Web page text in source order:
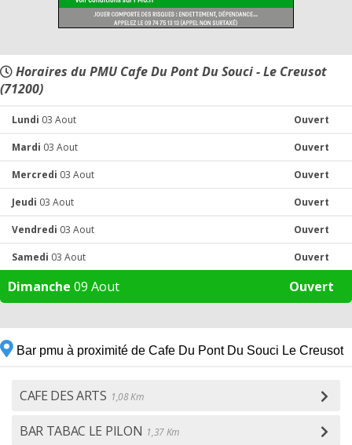
Horaires du PMU Cafe Du Pont Du Souci - Le Creusot
(71200)
Lundi 03 Aout Ouvert
Mardi 03 Aout Ouvert
Mercredi 03 Aout Ouvert
Jeudi 03 Aout Ouvert
Vendredi 03 Aout Ouvert
Samedi 03 Aout Ouvert
Dimanche 09 Aout Ouvert
Bar pmu à proximité de Cafe Du Pont Du Souci Le Creusot
CAFE DES ARTS 1,08 Km
BAR TABAC LE PILON 1,37 Km